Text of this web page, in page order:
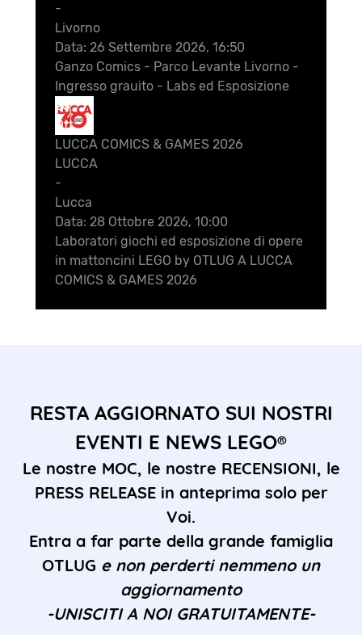
-
Livorno
Data: 26 Settembre 2026, 16:50
Ganzo Comics - Parco Levante Livorno -
Ingresso grauito - Labs ed Esposizione
28
Ott
LUCCA COMICS & GAMES 2026
LUCCA
-
Lucca
Data: 28 Ottobre 2026, 10:00
Laboratori giochi ed esposizione di opere
in mattoncini LEGO by OTLUG A LUCCA
COMICS & GAMES 2026
RESTA AGGIORNATO SUI NOSTRI
EVENTI E NEWS LEGO®
Le nostre MOC, le nostre RECENSIONI, le
PRESS RELEASE in anteprima solo per
Voi.
Entra a far parte della grande famiglia
OTLUG e non perderti nemmeno un
aggiornamento
-UNISCITI A NOI GRATUITAMENTE-